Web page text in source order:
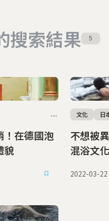
搜索結果 5
！在德國泡
貌
不想被
混浴文
文化 日
2022-03-22